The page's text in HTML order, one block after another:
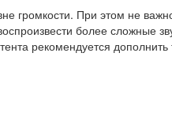
громкости. При этом не
более сложные
рекомендуется